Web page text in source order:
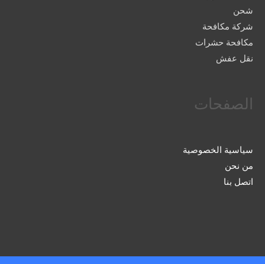
شحن
شركة مكافحة
مكافحة حشرات
نقل عفش
الصفحات
سياسية الخصوصية
من نحن
اتصل بنا